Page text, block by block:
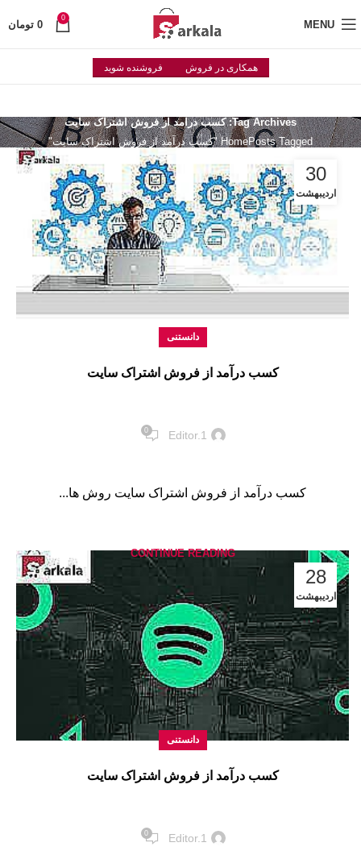
MENU
0
0 تومان
همکاری در فروش فروشنده شوید
Tag Archives: کسب درآمد از فروش اشتراک سایت
HomePosts Tagged "کسب درآمد از فروش اشتراک سایت"
30
اردیبهشت
دانستنی
کسب درآمد از فروش اشتراک سایت
Editor.1
0
کسب درآمد از فروش اشتراک سایت روش ها...
CONTINUE READING
28
اردیبهشت
دانستنی
کسب درآمد از فروش اشتراک سایت
Editor.1
0